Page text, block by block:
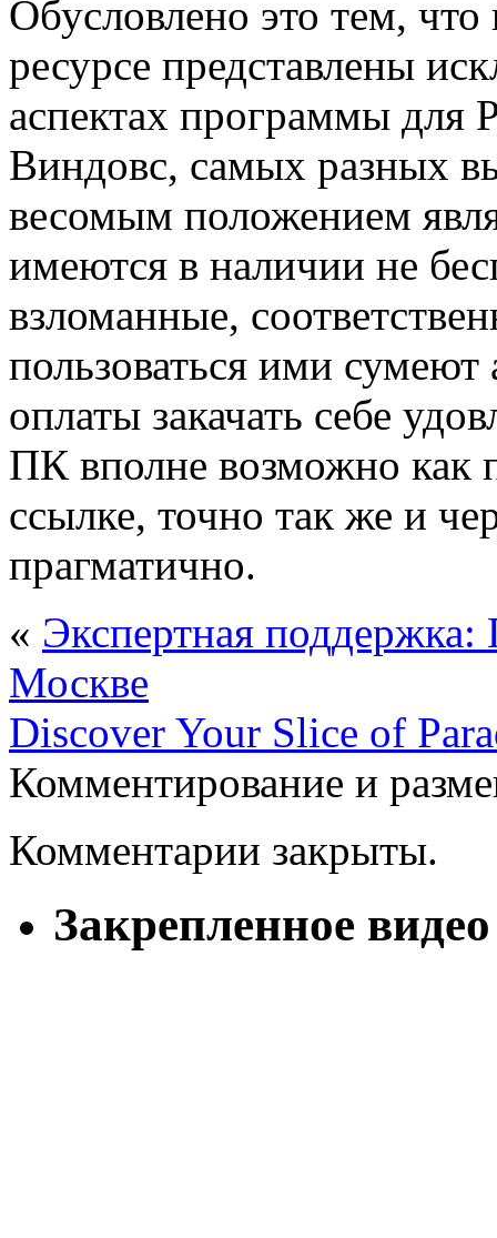
Обусловлено это тем,
ресурсе представлены
аспектах программы для
Виндовс, самых разных
весомым положением
имеются в наличии не
взломанные,
пользоваться ими
оплаты закачать себе
ПК вполне возможно как
ссылке, точно так же и
прагматично.
« Экспертная
Москве
Discover Your Slice of
Комментирование и
Комментарии закрыты.
Закрепленное видео